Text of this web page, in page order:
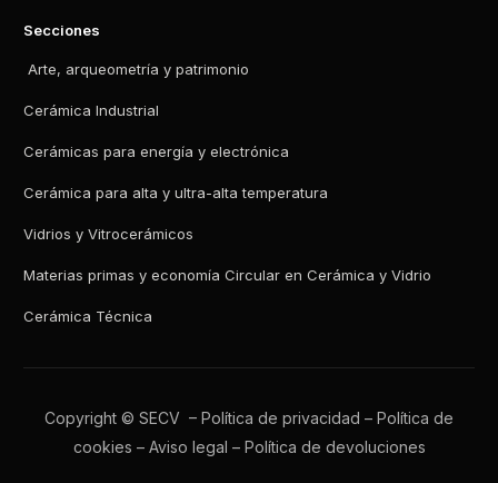
Secciones
Arte, arqueometría y patrimonio
Cerámica Industrial
Cerámicas para energía y electrónica
Cerámica para alta y ultra-alta temperatura
Vidrios y Vitrocerámicos
Materias primas y economía Circular en Cerámica y Vidrio
Cerámica Técnica
Copyright © SECV – Política de privacidad – Política de
cookies – Aviso legal – Política de devoluciones